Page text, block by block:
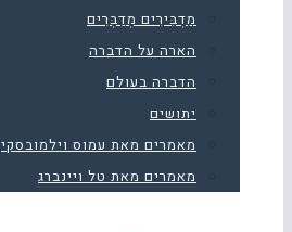
מַדְבִּירִים מְדַבְּרִים
הארה על הדברה
הדברה בעולם
יתושים
מאמרים מאת עמוס וילמובסקי
מאמרים מאת טל ויינברג